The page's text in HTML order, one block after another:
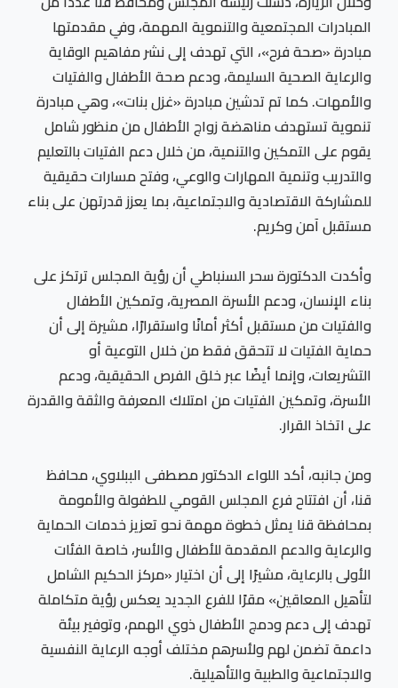
المبادرات المجتمعية والتنموية المهمة، وفي مقدمتها
مبادرة «صحة فرح»، التي تهدف إلى نشر مفاهيم الوقاية
والرعاية الصحية السليمة، ودعم صحة الأطفال والفتيات
والأمهات. كما تم تدشين مبادرة «غزل بنات»، وهي مبادرة
تنموية تستهدف مناهضة زواج الأطفال من منظور شامل
يقوم على التمكين والتنمية، من خلال دعم الفتيات بالتعليم
والتدريب وتنمية المهارات والوعي، وفتح مسارات حقيقية
للمشاركة الاقتصادية والاجتماعية، بما يعزز قدرتهن على بناء
مستقبل آمن وكريم.
وأكدت الدكتورة سحر السنباطي أن رؤية المجلس ترتكز على
بناء الإنسان، ودعم الأسرة المصرية، وتمكين الأطفال
والفتيات من مستقبل أكثر أمانًا واستقرارًا، مشيرة إلى أن
حماية الفتيات لا تتحقق فقط من خلال التوعية أو
التشريعات، وإنما أيضًا عبر خلق الفرص الحقيقية، ودعم
الأسرة، وتمكين الفتيات من امتلاك المعرفة والثقة والقدرة
على اتخاذ القرار.
ومن جانبه، أكد اللواء الدكتور مصطفى الببلاوي، محافظ
قنا، أن افتتاح فرع المجلس القومي للطفولة والأمومة
بمحافظة قنا يمثل خطوة مهمة نحو تعزيز خدمات الحماية
والرعاية والدعم المقدمة للأطفال والأسر، خاصة الفئات
الأولى بالرعاية، مشيرًا إلى أن اختيار «مركز الحكيم الشامل
لتأهيل المعاقين» مقرًا للفرع الجديد يعكس رؤية متكاملة
تهدف إلى دعم ودمج الأطفال ذوي الهمم، وتوفير بيئة
داعمة تضمن لهم ولأسرهم مختلف أوجه الرعاية النفسية
والاجتماعية والطبية والتأهيلية.